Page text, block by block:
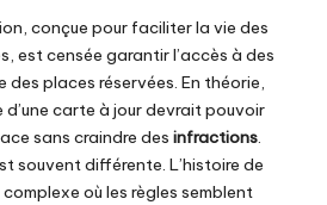
conçue pour faciliter la vie des
est censée garantir l’accès à des
des places réservées. En théorie,
carte à jour devrait pouvoir
sans craindre des infractions.
souvent différente. L’histoire de
où les règles semblent